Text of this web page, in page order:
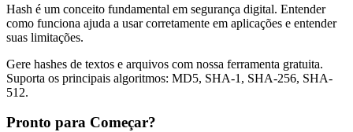
Hash é um conceito fundamental em segurança digital. Entender
como funciona ajuda a usar corretamente em aplicações e entender
suas limitações.
Gere hashes de textos e arquivos com nossa ferramenta gratuita.
Suporta os principais algoritmos: MD5, SHA-1, SHA-256, SHA-
512.
Pronto para Começar?